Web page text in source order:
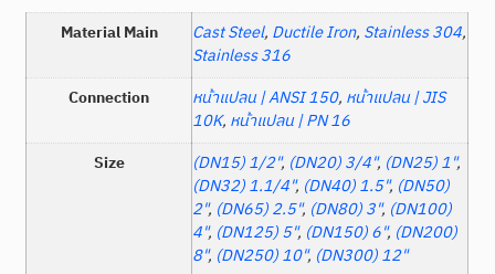
Material Main Cast Steel, Ductile Iron, Stainless 304,
Stainless 316
Connection
หน้าแปลน | ANSI 150, หน้าแปลน | JIS
10K, หน้าแปลน | PN 16
Size
(DN15) 1/2", (DN20) 3/4", (DN25) 1",
(DN32) 1.1/4", (DN40) 1.5", (DN50)
2", (DN65) 2.5", (DN80) 3", (DN100)
4", (DN125) 5", (DN150) 6", (DN200)
8", (DN250) 10", (DN300) 12"